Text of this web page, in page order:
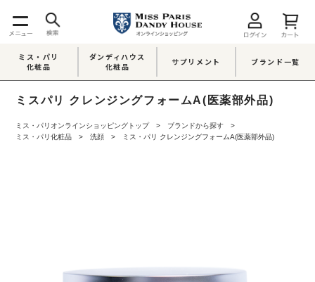
ミス・パリ
化粧品
ダンディハウス
化粧品
サプリメント ブランド一覧
ミスパリ クレンジングフォームA(医薬部外品)
ミス・パリオンラインショッピングトップ
ブランドから探す
ミス・パリ化粧品
洗顔 ミス・パリ クレンジングフォームA(医薬部外品)